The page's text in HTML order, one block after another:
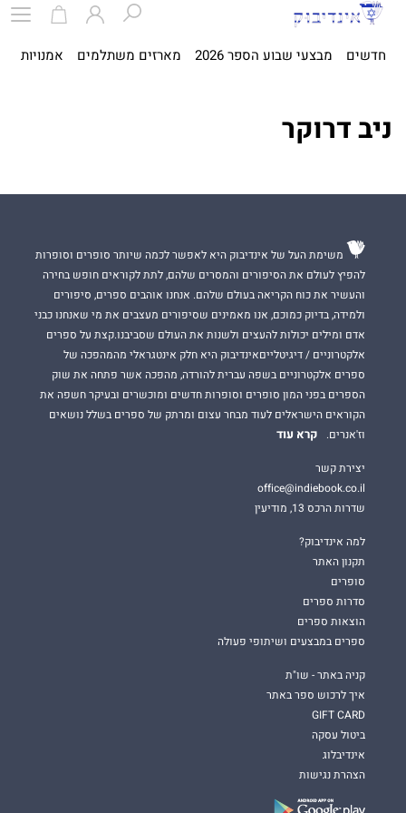
חדשים מבצעי שבוע הספר 2026 מארזים משתלמים אמנויות
ניב דרוקר
משימת העל של אינדיבוק היא לאפשר לכמה שיותר סופרים וסופרות
להפיץ לעולם את הסיפורים והמסרים שלהם, לתת לקוראים חופש בחירה
והעשיר את כוח הקריאה בעולם שלהם. אנחנו אוהבים ספרים, סיפורים
ולמידה, בדיוק כמוכם, אנו מאמינים שסיפורים מעצבים את מי שאנחנו כבני
אדם ומילים יכולות להעצים ולשנות את העולם שסביבנו.קצת על ספרים
אלקטרוניים / דיגיטלייםאינדיבוק היא חלק אינטגראלי מהמהפכה של
ספרים אלקטרוניים בשפה עברית להורדה, מהפכה אשר פתחה את שוק
הספרים בפני המון סופרים וסופרות חדשים ומוכשרים ובעיקר חשפה את
הקוראים הישראלים לעוד מבחר עצום ומרתק של ספרים בשלל נושאים
וז'אנרים.
קרא עוד
יצירת קשר
office@indiebook.co.il
שדרות הרכס 13, מודיעין
למה אינדיבוק?
תקנון האתר
סופרים
סדרות ספרים
הוצאות ספרים
ספרים במבצעים ושיתופי פעולה
קניה באתר - שו"ת
איך לרכוש ספר באתר
GIFT CARD
ביטול עסקה
אינדיבלוג
הצהרת נגישות